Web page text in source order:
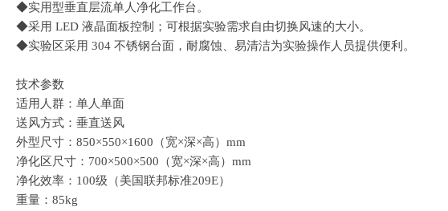
◆实用型垂直层流单人净化工作台。
◆采用 LED 液晶面板控制；可根据实验需求自由切换风速的大小。
◆实验区采用 304 不锈钢台面，耐腐蚀、易清洁为实验操作人员提供便利。
技术参数
适用人群：单人单面
送风方式：垂直送风
外型尺寸：850×550×1600（宽×深×高）mm
净化区尺寸：700×500×500（宽×深×高）mm
净化效率：100级（美国联邦标准209E）
重量：85kg